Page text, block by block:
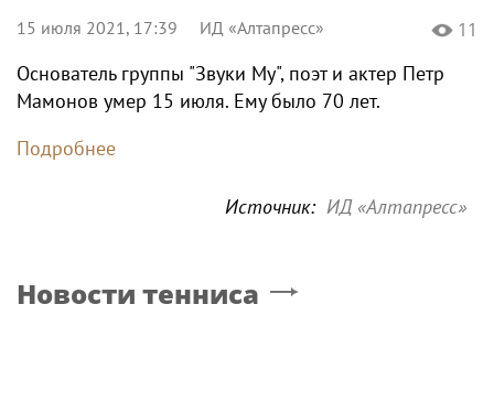
15 июля 2021, 17:39 ИД «Алтапресс» 11
Основатель группы "Звуки Му", поэт и актер Петр
Мамонов умер 15 июля. Ему было 70 лет.
Подробнее
Источник: ИД «Алтапресс»
Новости тенниса